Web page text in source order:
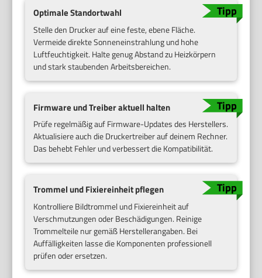
Optimale Standortwahl
Stelle den Drucker auf eine feste, ebene Fläche.
Vermeide direkte Sonneneinstrahlung und hohe
Luftfeuchtigkeit. Halte genug Abstand zu Heizkörpern
und stark staubenden Arbeitsbereichen.
Firmware und Treiber aktuell halten
Prüfe regelmäßig auf Firmware-Updates des Herstellers.
Aktualisiere auch die Druckertreiber auf deinem Rechner.
Das behebt Fehler und verbessert die Kompatibilität.
Trommel und Fixiereinheit pflegen
Kontrolliere Bildtrommel und Fixiereinheit auf
Verschmutzungen oder Beschädigungen. Reinige
Trommelteile nur gemäß Herstellerangaben. Bei
Auffälligkeiten lasse die Komponenten professionell
prüfen oder ersetzen.